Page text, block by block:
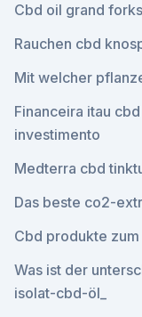
Cbd oil grand
Rauchen cbd
Mit welcher
Financeira itau
investimento
Medterra cbd
Das beste co2-
Cbd produkte
Was ist der
isolat-cbd-öl_